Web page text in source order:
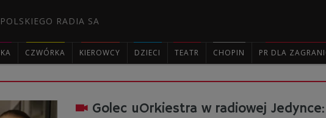
RADIA SA
CZWÓRKA KIEROWCY DZIECI TEATR CHOPIN PR DLA
Golec uOrkiestra w radiowej